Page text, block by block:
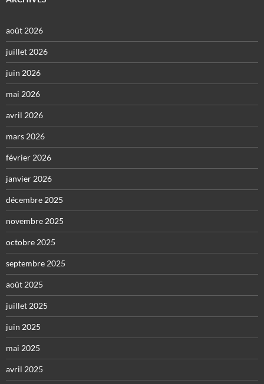
août 2026
juillet 2026
juin 2026
mai 2026
avril 2026
mars 2026
février 2026
janvier 2026
décembre 2025
novembre 2025
octobre 2025
septembre 2025
août 2025
juillet 2025
juin 2025
mai 2025
avril 2025